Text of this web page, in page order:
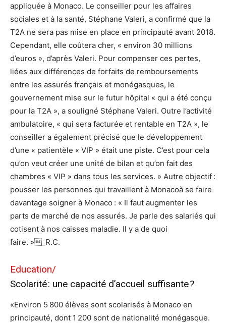
appliquée à Monaco. Le conseiller pour les affaires
sociales et à la santé, Stéphane Valeri, a confirmé que la
T2A ne sera pas mise en place en principauté avant 2018.
Cependant, elle coûtera cher, « environ 30 millions
d’euros », d’après Valeri. Pour compenser ces pertes,
liées aux différences de forfaits de remboursements
entre les assurés français et monégasques, le
gouvernement mise sur le futur hôpital « qui a été conçu
pour la T2A », a souligné Stéphane Valeri. Outre l’activité
ambulatoire, « qui sera facturée et rentable en T2A », le
conseiller a également précisé que le développement
d’une « patientèle « VIP » était une piste. C’est pour cela
qu’on veut créer une unité de bilan et qu’on fait des
chambres « VIP » dans tous les services. » Autre objectif :
pousser les personnes qui travaillent à Monacoà se faire
davantage soigner à Monaco : « Il faut augmenter les
parts de marché de nos assurés. Je parle des salariés qui
cotisent à nos caisses maladie. Il y a de quoi
faire. »_R.C.
Education/
Scolarité : une capacité d’accueil suffisante ?
«Environ 5 800 élèves sont scolarisés à Monaco en
principauté, dont 1 200 sont de nationalité monégasque.